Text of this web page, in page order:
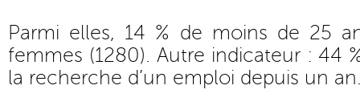
Parmi elles, 14 % de moins de 25
femmes (1280). Autre indicateur : 44
la recherche d’un emploi depuis un